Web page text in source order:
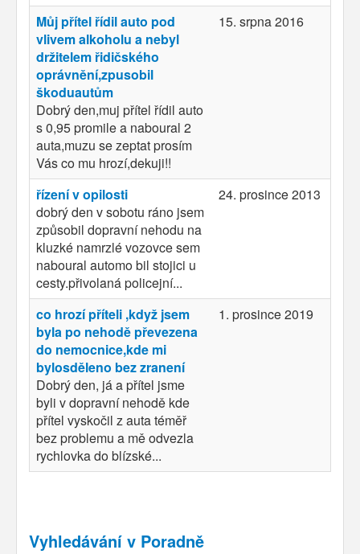
Můj přítel řídil auto pod
vlivem alkoholu a nebyl
držitelem řidičského
oprávnění,zpusobil
škoduautům
Dobrý den,muj přítel řídil auto
s 0,95 promile a naboural 2
auta,muzu se zeptat prosím
Vás co mu hrozí,dekuji!!
15. srpna 2016
řízení v opilosti
dobrý den v sobotu ráno jsem
způsobil dopravní nehodu na
kluzké namrzlé vozovce sem
naboural automo bil stojici u
cesty.přivolaná policejní...
24. prosince 2013
co hrozí příteli ,když jsem
byla po nehodě převezena
do nemocnice,kde mi
bylosděleno bez zranení
Dobrý den, já a přítel jsme
byli v dopravní nehodě kde
přítel vyskočil z auta téměř
bez problemu a mě odvezla
rychlovka do blízské...
1. prosince 2019
Vyhledávání v Poradně